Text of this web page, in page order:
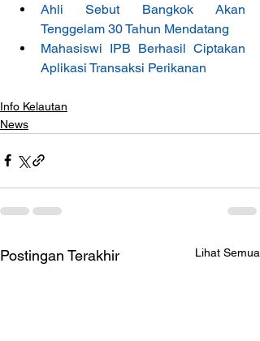
Ahli Sebut Bangkok Akan
Tenggelam 30 Tahun Mendatang
Mahasiswi IPB Berhasil Ciptakan
Aplikasi Transaksi Perikanan
Info Kelautan
News
Postingan Terakhir Lihat Semua